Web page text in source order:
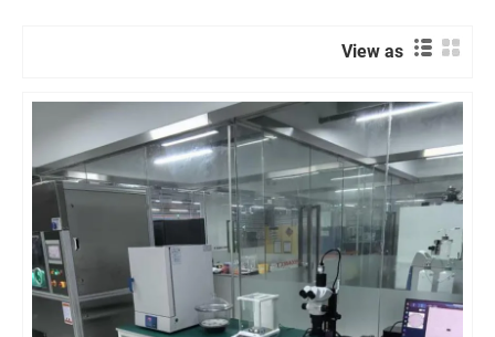
View as